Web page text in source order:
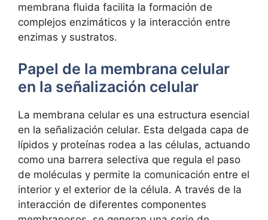
membrana⁢ fluida facilita la formación de
complejos ‌enzimáticos ‍y la interacción ⁣entre
enzimas y sustratos.
Papel de la​ membrana celular
en la señalización‍ celular
La membrana celular es una ⁤estructura ‍esencial
en la señalización ⁤celular. Esta delgada capa de
​lípidos y‍ proteínas​ rodea a las células, ⁤actuando⁣
como una barrera selectiva que regula‍ el⁢ paso‍
de moléculas y permite⁤ la comunicación ⁣entre‌ el
interior y el⁤ exterior de la‍ célula.​ A través de la
interacción de diferentes componentes